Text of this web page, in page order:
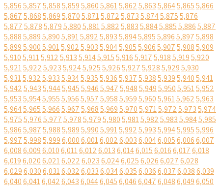
5,8565,8575,8585,8595,8605,8615,8625,8635,8645,8655,866
5,8675,8685,8695,8705,8715,8725,8735,8745,8755,876
5,8775,8785,8795,8805,8815,8825,8835,8845,8855,8865,887
5,8885,8895,8905,8915,8925,8935,8945,8955,8965,8975,898
5,8995,9005,9015,9025,9035,9045,9055,9065,9075,9085,909
5,9105,9115,9125,9135,9145,9155,9165,9175,9185,9195,920
5,9215,9225,9235,9245,9255,9265,9275,9285,9295,930
5,9315,9325,9335,9345,9355,9365,9375,9385,9395,9405,941
5,9425,9435,9445,9455,9465,9475,9485,9495,9505,9515,952
5,9535,9545,9555,9565,9575,9585,9595,9605,9615,9625,963
5,9645,9655,9665,9675,9685,9695,9705,9715,9725,9735,974
5,9755,9765,9775,9785,9795,9805,9815,9825,9835,9845,985
5,9865,9875,9885,9895,9905,9915,9925,9935,9945,9955,996
5,9975,9985,9996,0006,0016,0026,0036,0046,0056,0066,007
6,0086,0096,0106,0116,0126,0136,0146,0156,0166,0176,018
6,0196,0206,0216,0226,0236,0246,0256,0266,0276,028
6,0296,0306,0316,0326,0336,0346,0356,0366,0376,0386,039
6,0406,0416,0426,0436,0446,0456,0466,0476,0486,0496,050